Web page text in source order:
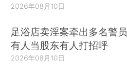
2026年08月10日
足浴店卖淫案牵出多名警员
有人当股东有人打招呼
2026年08月10日